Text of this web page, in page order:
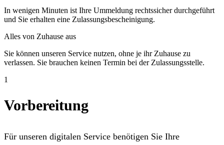
In wenigen Minuten ist Ihre Ummeldung rechtssicher durchgeführt
und Sie erhalten eine Zulassungsbescheinigung.
Alles von Zuhause aus
Sie können unseren Service nutzen, ohne je ihr Zuhause zu
verlassen. Sie brauchen keinen Termin bei der Zulassungsstelle.
1
Vorbereitung
Für unseren digitalen Service benötigen Sie Ihre